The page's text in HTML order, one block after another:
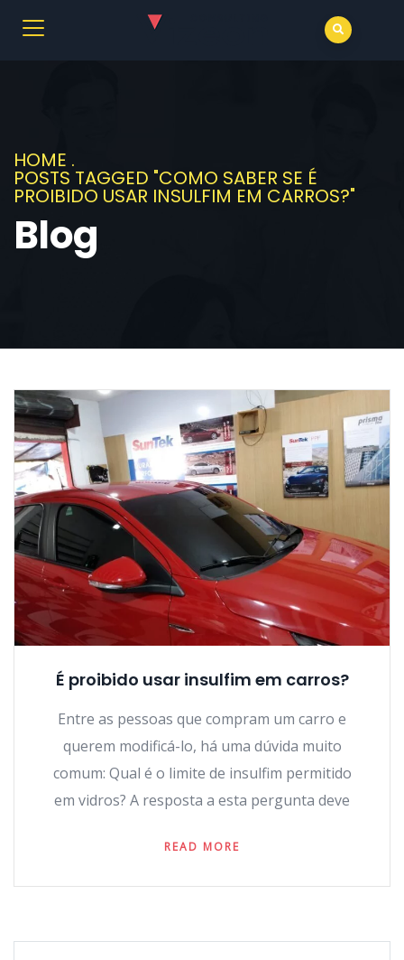
HOME .
POSTS TAGGED "COMO SABER SE É
PROIBIDO USAR INSULFIM EM CARROS?"
Blog
É proibido usar insulfim em carros?
Entre as pessoas que compram um carro e
querem modificá-lo, há uma dúvida muito
comum: Qual é o limite de insulfim permitido
em vidros? A resposta a esta pergunta deve
READ MORE